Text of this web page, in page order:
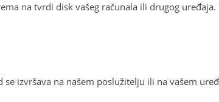
na tvrdi disk vašeg računala ili drugog
izvršava na našem poslužitelju ili na vašem